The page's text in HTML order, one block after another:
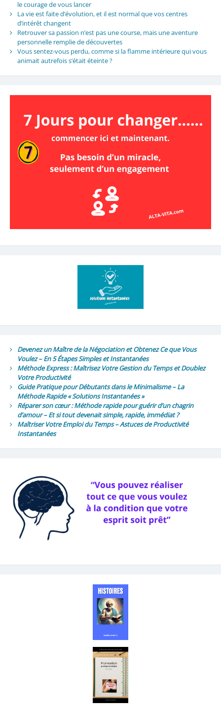
le courage de vous lancer
La vie est faite d’évolution, et il est normal que vos centres
d’intérêt changent
Retrouver sa passion n’est pas une course, mais une aventure
personnelle remplie de découvertes
Vous sentez-vous perdu, comme si la flamme intérieure qui vous
animait autrefois s’était éteinte ?
Devenez un Maître de la Négociation et Obtenez Ce que Vous
Voulez – En 5 Étapes Simples et Instantanées
Méthode Express : Maîtrisez Votre Gestion du Temps et Doublez
Votre Productivité
Guide Pratique pour Débutants dans le Minimalisme – La
Méthode Rapide « Solutions Instantanées »
Réparer son cœur : Méthode rapide pour guérir d’un chagrin
d’amour – Et si tout devenait simple, rapide, immédiat ?
Maîtriser Votre Emploi du Temps – Astuces de Productivité
Instantanées